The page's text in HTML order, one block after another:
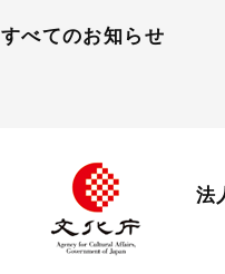
すべてのお知らせ
法